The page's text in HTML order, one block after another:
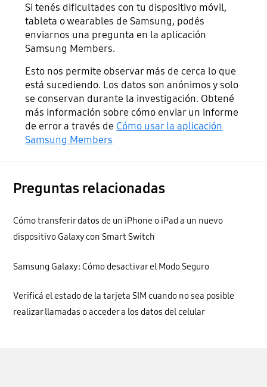
Si tenés dificultades con tu dispositivo móvil,
tableta o wearables de Samsung, podés
enviarnos una pregunta en la aplicación
Samsung Members.
Esto nos permite observar más de cerca lo que
está sucediendo. Los datos son anónimos y solo
se conservan durante la investigación. Obtené
más información sobre cómo enviar un informe
de error a través de Cómo usar la aplicación
Samsung Members
Preguntas relacionadas
Cómo transferir datos de un iPhone o iPad a un nuevo
dispositivo Galaxy con Smart Switch
Samsung Galaxy: Cómo desactivar el Modo Seguro
Verificá el estado de la tarjeta SIM cuando no sea posible
realizar llamadas o acceder a los datos del celular